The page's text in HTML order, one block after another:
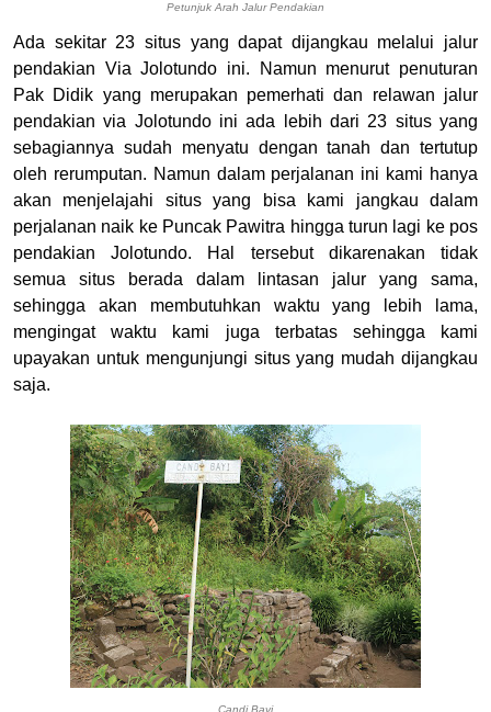
Petunjuk Arah Jalur Pendakian
Ada sekitar 23 situs yang dapat dijangkau melalui jalur
pendakian Via Jolotundo ini. Namun menurut penuturan
Pak Didik yang merupakan pemerhati dan relawan jalur
pendakian via Jolotundo ini ada lebih dari 23 situs yang
sebagiannya sudah menyatu dengan tanah dan tertutup
oleh rerumputan. Namun dalam perjalanan ini kami hanya
akan menjelajahi situs yang bisa kami jangkau dalam
perjalanan naik ke Puncak Pawitra hingga turun lagi ke pos
pendakian Jolotundo. Hal tersebut dikarenakan tidak
semua situs berada dalam lintasan jalur yang sama,
sehingga akan membutuhkan waktu yang lebih lama,
mengingat waktu kami juga terbatas sehingga kami
upayakan untuk mengunjungi situs yang mudah dijangkau
saja.
Candi Bayi